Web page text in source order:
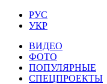
РУС
УКР
ВИДЕО
ФОТО
ПОПУЛЯРНЫЕ
СПЕЦПРОЕКТЫ